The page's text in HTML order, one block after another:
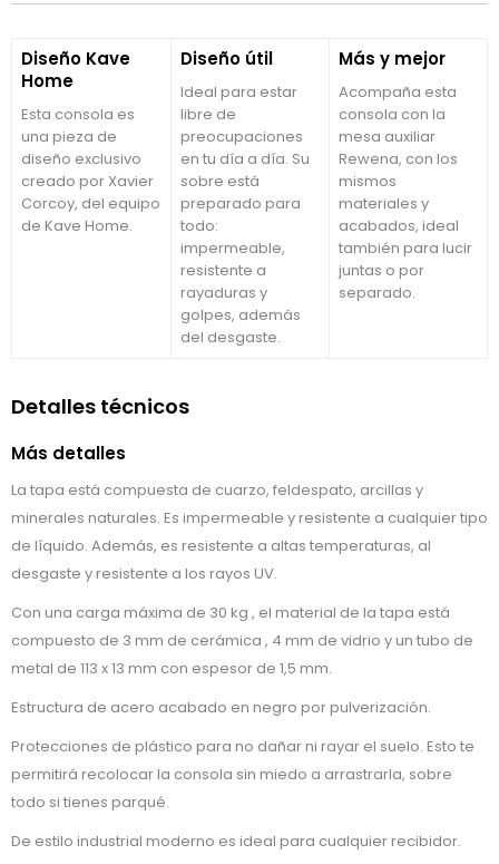
Diseño Kave
Home
Esta consola es
una pieza de
diseño exclusivo
creado por Xavier
Corcoy, del equipo
de Kave Home.
Diseño útil
Ideal para estar
libre de
preocupaciones
en tu día a día. Su
sobre está
preparado para
todo:
impermeable,
resistente a
rayaduras y
golpes, además
del desgaste.
Más y mejor
Acompaña esta
consola con la
mesa auxiliar
Rewena, con los
mismos
materiales y
acabados, ideal
también para lucir
juntas o por
separado.
Detalles técnicos
Más detalles
La tapa está compuesta de cuarzo, feldespato, arcillas y
minerales naturales. Es impermeable y resistente a cualquier tipo
de líquido. Además, es resistente a altas temperaturas, al
desgaste y resistente a los rayos UV.
Con una carga máxima de 30 kg , el material de la tapa está
compuesto de 3 mm de cerámica , 4 mm de vidrio y un tubo de
metal de 113 x 13 mm con espesor de 1,5 mm.
Estructura de acero acabado en negro por pulverización.
Protecciones de plástico para no dañar ni rayar el suelo. Esto te
permitirá recolocar la consola sin miedo a arrastrarla, sobre
todo si tienes parqué.
De estilo industrial moderno es ideal para cualquier recibidor.